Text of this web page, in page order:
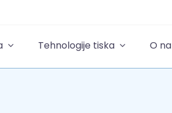
Tehnologije tiska O